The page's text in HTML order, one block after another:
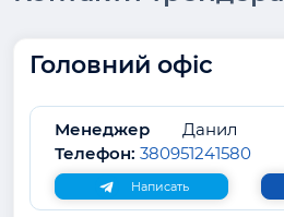
Головний офіс
Менеджер
Данил
Телефон: 380951241580
Написать